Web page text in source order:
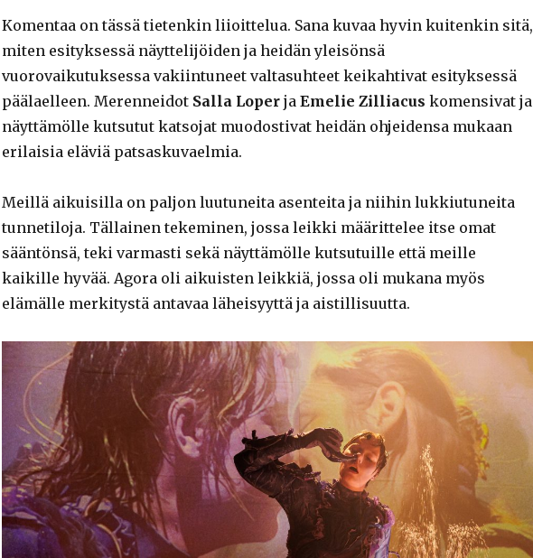
Komentaa on tässä tietenkin liioittelua. Sana kuvaa hyvin kuitenkin sitä,
miten esityksessä näyttelijöiden ja heidän yleisönsä
vuorovaikutuksessa vakiintuneet valtasuhteet keikahtivat esityksessä
päälaelleen. Merenneidot Salla Loperja Emelie Zilliacus komensivat ja
näyttämölle kutsutut katsojat muodostivat heidän ohjeidensa mukaan
erilaisia eläviä patsaskuvaelmia.
Meillä aikuisilla on paljon luutuneita asenteita ja niihin lukkiutuneita
tunnetiloja. Tällainen tekeminen, jossa leikki määrittelee itse omat
sääntönsä, teki varmasti sekä näyttämölle kutsutuille että meille
kaikille hyvää. Agora oli aikuisten leikkiä, jossa oli mukana myös
elämälle merkitystä antavaa läheisyyttä ja aistillisuutta.